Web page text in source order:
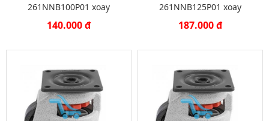
261NNB100P01 xoay
140.000 đ
261NNB125P01 xoay
187.000 đ